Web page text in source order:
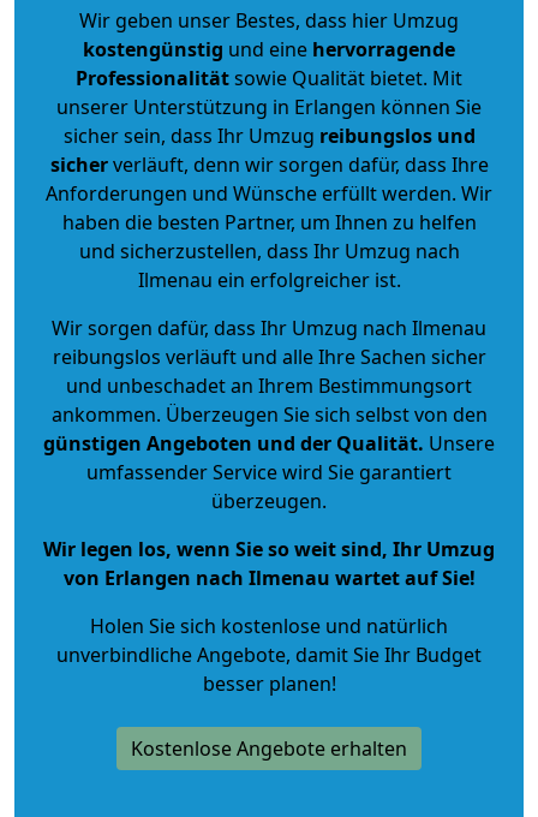
Wir geben unser Bestes, dass hier Umzug
kostengünstig und eine hervorragende
Professionalitätsowie Qualität bietet. Mit
unserer Unterstützung in Erlangen können Sie
sicher sein, dass Ihr Umzug reibungslos und
sicherverläuft, denn wir sorgen dafür, dass Ihre
Anforderungen und Wünsche erfüllt werden. Wir
haben die besten Partner, um Ihnen zu helfen
und sicherzustellen, dass Ihr Umzug nach
Ilmenau ein erfolgreicher ist.
Wir sorgen dafür, dass Ihr Umzug nach Ilmenau
reibungslos verläuft und alle Ihre Sachen sicher
und unbeschadet an Ihrem Bestimmungsort
ankommen. Überzeugen Sie sich selbst von den
günstigen Angeboten und der Qualität. Unsere
umfassender Service wird Sie garantiert
überzeugen.
Wir legen los, wenn Sie so weit sind, Ihr Umzug
von Erlangen nach Ilmenau wartet auf Sie!
Holen Sie sich kostenlose und natürlich
unverbindliche Angebote, damit Sie Ihr Budget
besser planen!
Kostenlose Angebote erhalten